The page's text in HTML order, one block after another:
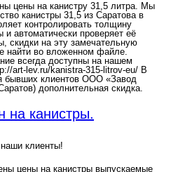
цены на канистру 31,5 литра. Мы
канистры 31,5 из Саратова в
контролировать толщину
и автоматически проверяет её
скидки на эту замечательную
найти во вложенном файле.
всегда доступны на нашем
art-lev.ru/kanistra-315-litrov-eu/ В
бывших клиентов ООО «Завод
дополнительная скидка.
на канистры.
клиенты!
цены на канистры выпускаемые